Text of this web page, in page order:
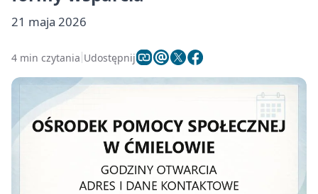
21 maja 2026
4 min czytania Udostępnij